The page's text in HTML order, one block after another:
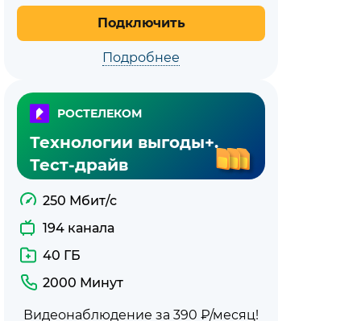
Подключить
Подробнее
РОСТЕЛЕКОМ
Технологии выгоды+.
Тест-драйв
250 Мбит/с
194 канала
40 ГБ
2000 Минут
Видеонаблюдение за 390 ₽/месяц!